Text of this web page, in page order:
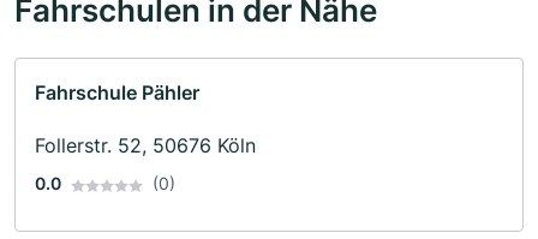
Fahrschulen in der Nähe
Fahrschule Pähler
Follerstr. 52, 50676 Köln
0.0 (0)